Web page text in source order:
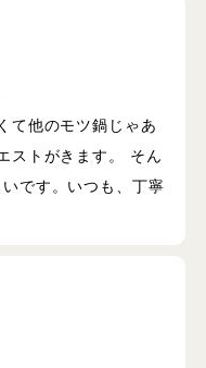
て他のモツ鍋じゃあ
ストがきます。 そん
です。いつも、丁寧